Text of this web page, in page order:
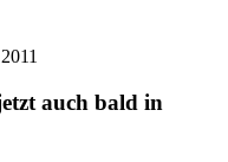
auch bald in